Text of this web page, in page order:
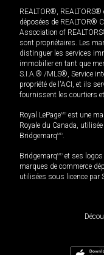
REALTOR®,
déposées de REALTOR®
Association of
sont propriétaires. Les
distinguer les services
immobilier en tant que
S.I.A.® /MLS®, Service
propriété de l'ACI, et ils
fournissent les courtiers
Royal LePageMD est une
Royale du Canada,
BridgemarqMD
BridgemarqMD et ses
marques de commerce
utilisées sous licence par